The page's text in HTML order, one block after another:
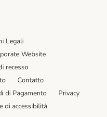
Legali
Website
recesso
Contatto
di Pagamento
Privacy
di accessibilità